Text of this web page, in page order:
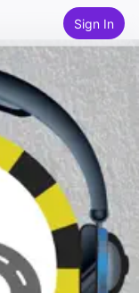
Sign In